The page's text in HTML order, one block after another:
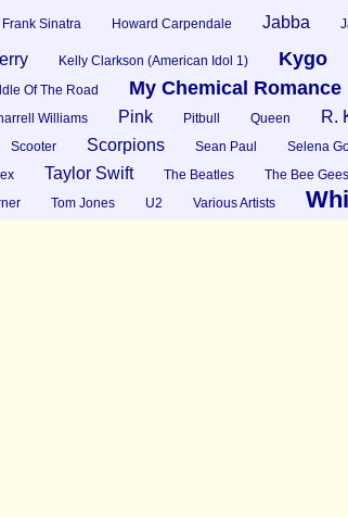
Frank Sinatra Howard Carpendale Jabba
Kelly Clarkson (American Idol 1) Kygo
Of The Road My Chemical Romance
Williams Pink Pitbull Queen R.
Scooter Scorpions Sean Paul Selena
Taylor Swift The Beatles The Bee Gees
Tom Jones U2 Various Artists